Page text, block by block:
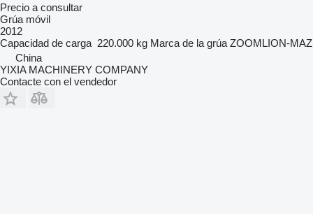
Precio a consultar
Grúa móvil
2012
Capacidad de carga 220.000 kg Marca de la grúa ZOOMLION-MAZ
China
YIXIA MACHINERY COMPANY
Contacte con el vendedor